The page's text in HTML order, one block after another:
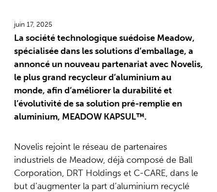
juin 17, 2025
La société technologique suédoise Meadow,
spécialisée dans les solutions d’emballage, a
annoncé un nouveau partenariat avec Novelis,
le plus grand recycleur d’aluminium au
monde, afin d’améliorer la durabilité et
l’évolutivité de sa solution pré-remplie en
aluminium, MEADOW KAPSUL™.
Novelis rejoint le réseau de partenaires
industriels de Meadow, déjà composé de Ball
Corporation, DRT Holdings et C-CARE, dans le
but d’augmenter la part d’aluminium recyclé